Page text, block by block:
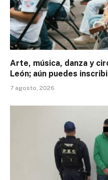
Arte, música, danza y
León; aún puedes
7 agosto, 2026